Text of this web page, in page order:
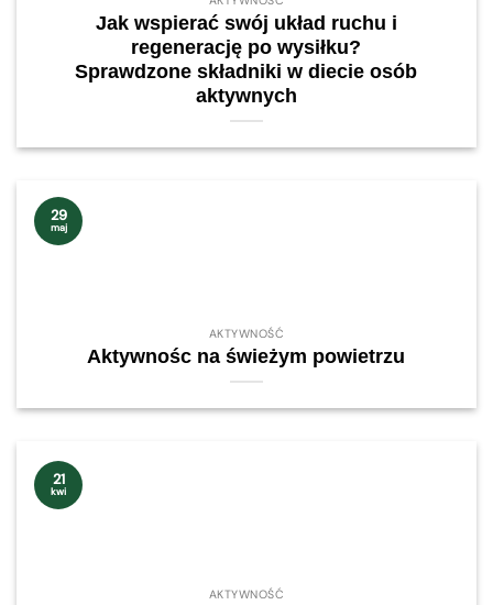
Jak wspierać swój układ ruchu i
regenerację po wysiłku?
Sprawdzone składniki w diecie osób
aktywnych
AKTYWNOŚĆ
Aktywnośc na świeżym powietrzu
29
maj
AKTYWNOŚĆ
21
kwi